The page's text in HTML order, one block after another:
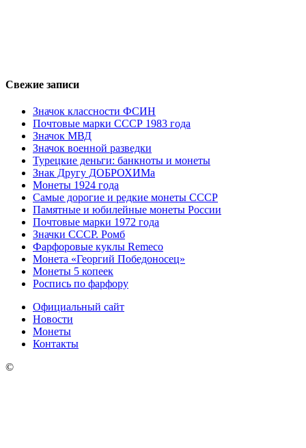
Свежие записи
Значок классности ФСИН
Почтовые марки СССР 1983 года
Значок МВД
Значок военной разведки
Турецкие деньги: банкноты и монеты
Знак Другу ДОБРОХИМа
Монеты 1924 года
Самые дорогие и редкие монеты СССР
Памятные и юбилейные монеты России
Почтовые марки 1972 года
Значки СССР. Ромб
Фарфоровые куклы Remeco
Монета «Георгий Победоносец»
Монеты 5 копеек
Роспись по фарфору
Официальный сайт
Новости
Монеты
Контакты
©